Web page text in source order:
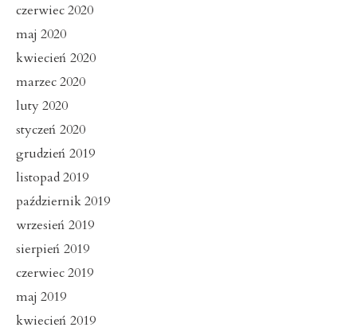
czerwiec 2020
maj 2020
kwiecień 2020
marzec 2020
luty 2020
styczeń 2020
grudzień 2019
listopad 2019
październik 2019
wrzesień 2019
sierpień 2019
czerwiec 2019
maj 2019
kwiecień 2019